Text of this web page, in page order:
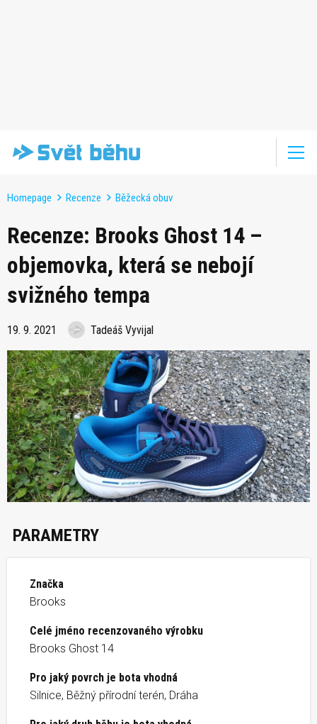
Homepage Recenze Běžecká obuv
Recenze: Brooks Ghost 14 –
objemovka, která se nebojí
svižného tempa
19. 9. 2021 Tadeáš Vyvijal
PARAMETRY
Značka
Brooks
Celé jméno recenzovaného výrobku
Brooks Ghost 14
Pro jaký povrch je bota vhodná
Silnice, Běžný přírodní terén, Dráha